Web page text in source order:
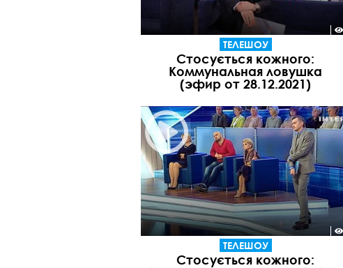
ТЕЛЕШОУ
Стосується кожного:
Коммунальная ловушка
(эфир от 28.12.2021)
ТЕЛЕШОУ
Стосується кожного: